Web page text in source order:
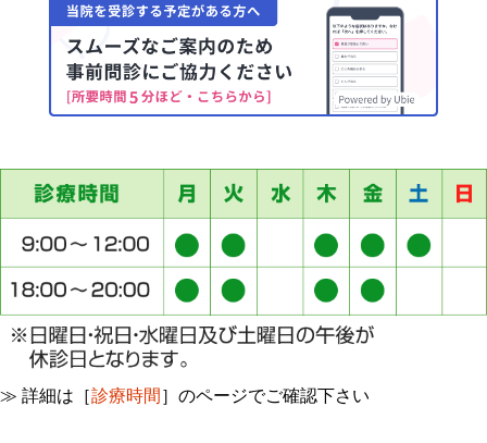
≫ 詳細は［診療時間 ］のページでご確認下さい